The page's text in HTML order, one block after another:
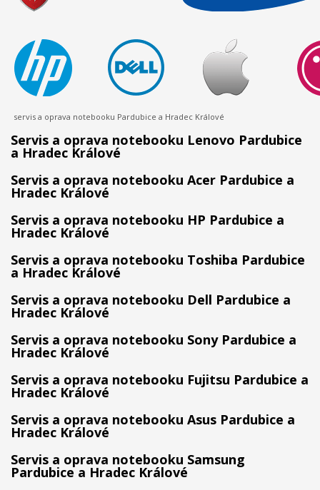
servis a oprava notebooku Pardubice a Hradec Králové
Servis a oprava notebooku Lenovo Pardubice
a Hradec Králové
Servis a oprava notebooku Acer Pardubice a
Hradec Králové
Servis a oprava notebooku HP Pardubice a
Hradec Králové
Servis a oprava notebooku Toshiba Pardubice
a Hradec Králové
Servis a oprava notebooku Dell Pardubice a
Hradec Králové
Servis a oprava notebooku Sony Pardubice a
Hradec Králové
Servis a oprava notebooku Fujitsu Pardubice a
Hradec Králové
Servis a oprava notebooku Asus Pardubice a
Hradec Králové
Servis a oprava notebooku Samsung
Pardubice a Hradec Králové